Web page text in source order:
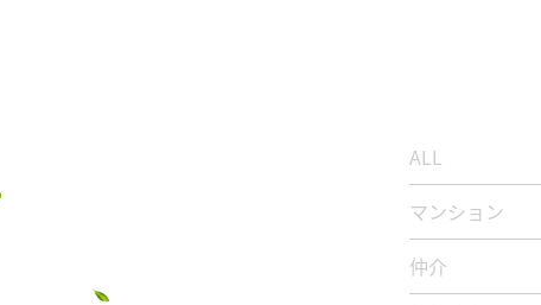
ALL
マンション
仲介